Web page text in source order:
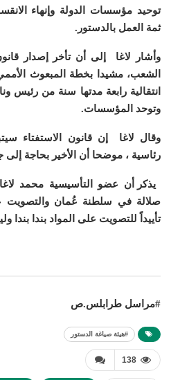
توحيد مؤسسات الدولة وإنهاء
ثمة العمل بالدستور.
وأشار لاغا
إلى أن تأخر إصدار
الشعب، مشيدا بخطة المبعوث
انتقالية رابعة مدتها سنة من رئيس
وتوحد المؤسسات.
وقال لاغا إن قانون الاستفتاء
رئاسية ، موضحا أن الأخير بحاجة إلى
يذكر أن عضو التأسيسية محمد
صلالة في سلطنة عُمان والتصويت
تأييداً للتصويت على المواد بندا
#مراسل طرابلس.ص
#هيئة صياغة الدستور
138